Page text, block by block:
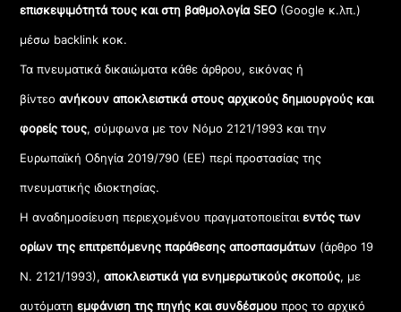
επισκεψιμότητά τους και στη βαθμολογία SEO (Google κ.λπ.)
μέσω backlink κοκ.
Τα πνευματικά δικαιώματα κάθε άρθρου, εικόνας ή
βίντεοανήκουν αποκλειστικά στους αρχικούς δημιουργούς και
φορείς τους, σύμφωνα με τον Νόμο 2121/1993 και την
Ευρωπαϊκή Οδηγία 2019/790 (ΕΕ) περί προστασίας της
πνευματικής ιδιοκτησίας.
Η αναδημοσίευση περιεχομένου πραγματοποιείταιεντός των
ορίων της επιτρεπόμενης παράθεσης αποσπασμάτων (άρθρο 19
Ν. 2121/1993), αποκλειστικά για ενημερωτικούς σκοπούς, με
αυτόματηεμφάνιση της πηγής και συνδέσμου προς το αρχικό